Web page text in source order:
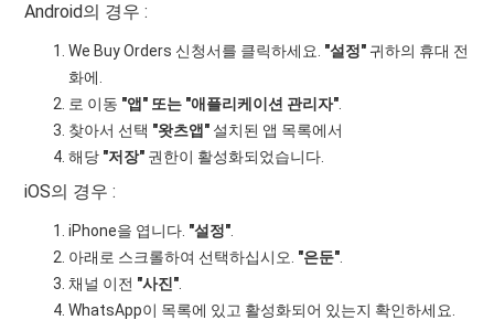
Android의 경우 :
We Buy Orders 신청서를 클릭하세요. "설정" 귀하의 휴대 전
화에.
로 이동 "앱" 또는 "애플리케이션 관리자"
찾아서 선택 "왓츠앱" 설치된 앱 목록에서
해당 "저장" 권한이 활성화되었습니다.
iOS의 경우 :
iPhone을 엽니다. "설정"
아래로 스크롤하여 선택하십시오. "은둔"
채널 이전 "사진"
WhatsApp이 목록에 있고 활성화되어 있는지 확인하세요.